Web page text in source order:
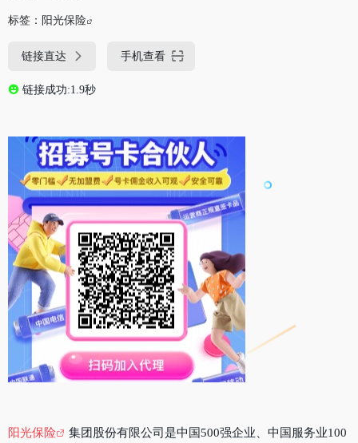
标签： 阳光保险
链接直达 手机查看
链接成功:1.9秒
阳光保险
集团股份有限公司是中国500强企业、中国服务业100